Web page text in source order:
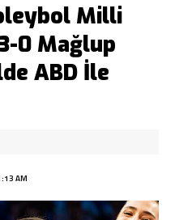
Milli
3-0 Mağlup
ABD İle
AM